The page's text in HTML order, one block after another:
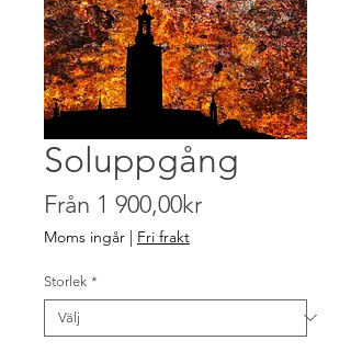
Soluppgång
Från 1 900,00krReapris
Moms ingår | Fri frakt
Storlek *